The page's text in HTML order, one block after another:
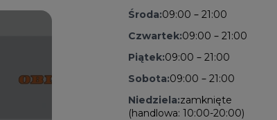
Środa:09:00 – 21:00
Czwartek:09:00 – 21:00
Piątek:09:00 – 21:00
Sobota:09:00 – 21:00
Niedziela:zamknięte
(handlowa: 10:00-20:00)